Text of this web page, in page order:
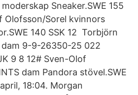
Sneaker.SWE 155
Olofsson/Sorel kvinnors
140 SSK 12 Torbjörn
dam 9-9-26350-25 022
9 8 12# Sven-Olof
dam Pandora stövel.SWE
18:04. Morgan